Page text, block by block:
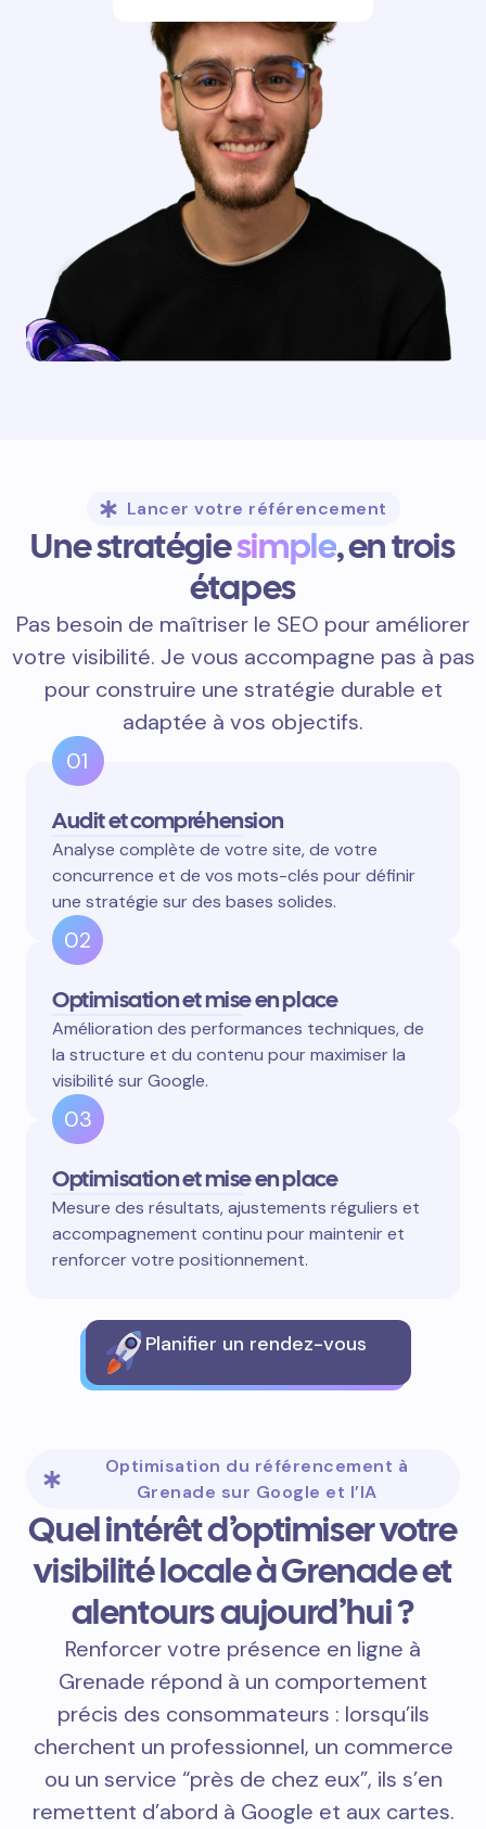
Lancer votre référencement
Une stratégiesimple, en trois
étapes
Pas besoin de maîtriser le SEO pour améliorer
votre visibilité. Je vous accompagne pas à pas
pour construire une stratégie durable et
adaptée à vos objectifs.
01
Audit et compréhension
Analyse complète de votre site, de votre
concurrence et de vos mots-clés pour définir
une stratégie sur des bases solides.
02
Optimisation et mise en place
Amélioration des performances techniques, de
la structure et du contenu pour maximiser la
visibilité sur Google.
03
Optimisation et mise en place
Mesure des résultats, ajustements réguliers et
accompagnement continu pour maintenir et
renforcer votre positionnement.
Planifier un rendez-vous
Optimisation du référencement à
Grenade sur Google et l’IA
Quel intérêt d’optimiser votre
visibilité locale à Grenade et
alentours aujourd’hui ?
Renforcer votre présence en ligne à
Grenade répond à un comportement
précis des consommateurs : lorsqu’ils
cherchent un professionnel, un commerce
ou un service “près de chez eux”, ils s’en
remettent d’abord à Google et aux cartes.